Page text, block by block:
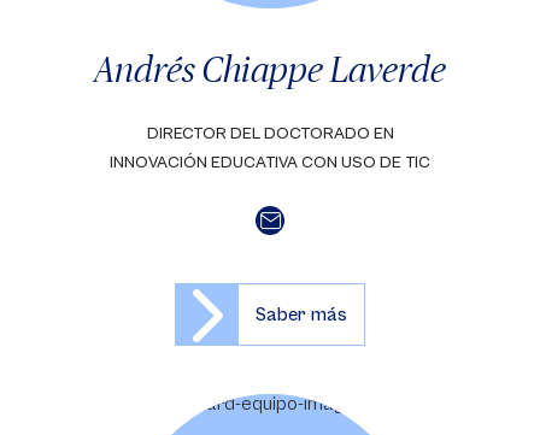
Andrés Chiappe Laverde
DIRECTOR DEL DOCTORADO EN
INNOVACIÓN EDUCATIVA CON USO DE TIC
Saber más